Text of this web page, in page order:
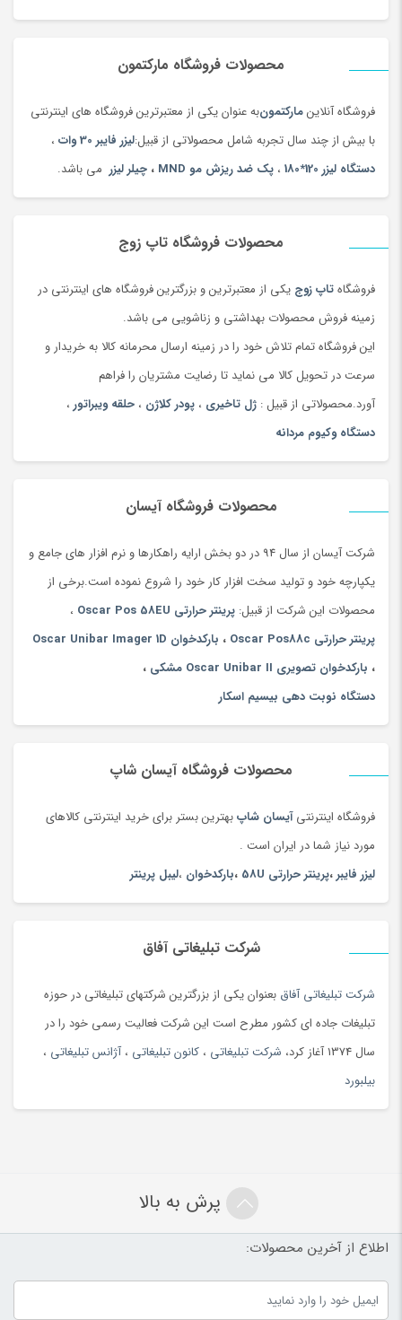
محصولات فروشگاه مارکتمون
فروشگاه آنلاینمارکتمونبه عنوان یکی از معتبرترین فروشگاه های اینترنتی
با بیش از چند سال تجربه شامل محصولاتی از قبیل:لیزر فایبر 30 وات
،
دستگاه لیزر 120*180
، پک ضد ریزش مو MND ، چیلر لیزر می باشد.
محصولات فروشگاه تاپ زوج
فروشگاهتاپ زوج یکی از معتبرترین و بزرگترین فروشگاه های اینترنتی در
زمینه فروش محصولات بهداشتی و زناشویی می باشد.
این فروشگاه تمام تلاش خود را در زمینه ارسال محرمانه کالا به خریدار و
سرعت در تحویل کالا می نماید تا رضایت مشتریان را فراهم
آورد.محصولاتی از قبیل : ژل تاخیری ، پودر کلاژن ، حلقه ویبراتور ،
دستگاه وکیوم مردانه
محصولات فروشگاه آیسان
شرکت آیسان از سال 94 در دو بخش ارایه راهکارها و نرم افزار های جامع و
یکپارچه خود و تولید سخت افزار کار خود را شروع نموده است.برخی از
محصولات این شرکت از قبیل: پرینتر حرارتی Oscar Pos 58EU
،
پرینتر حرارتی Oscar Pos88c
، بارکدخوان Oscar Unibar Imager 1D
، بارکدخوان تصویری Oscar Unibar II مشکی
،
دستگاه نوبت دهی بیسیم اسکار
محصولات فروشگاه آیسان شاپ
فروشگاه اینترنتیآیسان شاپبهترین بستر برای خرید اینترنتی کالاهای
مورد نیاز شما در ایران است .
لیزر فایبر،پرینتر حرارتی 58U ،بارکدخوان ،لیبل پرینتر
شرکت تبلیغاتی آفاق
شرکت تبلیغاتی آفاق بعنوان یکی از بزرگترین شرکتهای تبلیغاتی در حوزه
تبلیغات جاده ای کشور مطرح است این شرکت فعالیت رسمی خود را در
سال 1374 آغاز کرد،
شرکت تبلیغاتی ، کانون تبلیغاتی ،آژانس تبلیغاتی ،
بیلبورد
پرش به بالا
اطلاع از آخرین محصولات: